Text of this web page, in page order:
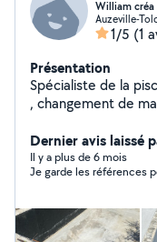
William créa
Auzeville-
1/5 (1
Présentation
Spécialiste de la
, changement de masse filtrante, rénovation local
Dernier avis laissé
Il y a plus de 6 mois
Je garde les références